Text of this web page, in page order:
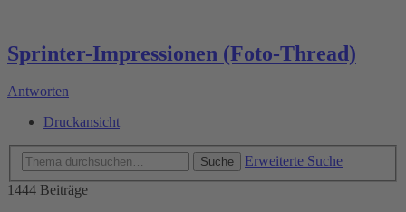
Sprinter-Impressionen (Foto-Thread)
Antworten
Druckansicht
Suche
Erweiterte Suche
1444 Beiträge